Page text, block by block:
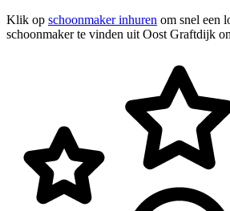
Klik op schoonmaker inhuren om snel een
schoonmaker te vinden uit Oost Graftdijk